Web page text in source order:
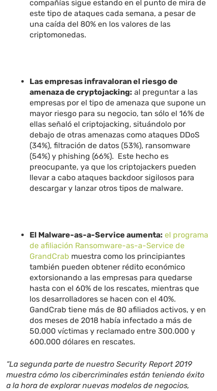
compañías sigue estando en el punto de mira de
este tipo de ataques cada semana, a pesar de
una caída del 80% en los valores de las
criptomonedas.
Las empresas infravaloran el riesgo de
amenaza de cryptojacking: al preguntar a las
empresas por el tipo de amenaza que supone un
mayor riesgo para su negocio, tan sólo el 16% de
ellas señaló el criptojacking, situándolo por
debajo de otras amenazas como ataques DDoS
(34%), filtración de datos (53%), ransomware
(54%) y phishing (66%). Este hecho es
preocupante, ya que los criptojackers pueden
llevar a cabo ataques backdoor sigilosos para
descargar y lanzar otros tipos de malware.
El Malware-as-a-Service aumenta: el programa
de afiliación Ransomware-as-a-Service de
GrandCrab muestra como los principiantes
también pueden obtener rédito económico
extorsionando a las empresas para quedarse
hasta con el 60% de los rescates, mientras que
los desarrolladores se hacen con el 40%.
GandCrab tiene más de 80 afiliados activos, y en
dos meses de 2018 había infectado a más de
50.000 víctimas y reclamado entre 300.000 y
600.000 dólares en rescates.
“La segunda parte de nuestro Security Report 2019
muestra cómo los cibercriminales están teniendo éxito
a la hora de explorar nuevas modelos de negocios,